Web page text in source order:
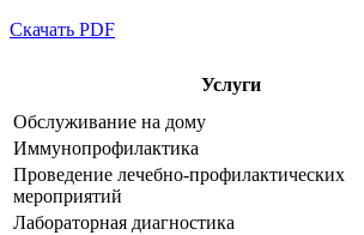
Скачать PDF
Услуги
Обслуживание на дому
Иммунопрофилактика
Проведение лечебно-профилактических
мероприятий
Лабораторная диагностика